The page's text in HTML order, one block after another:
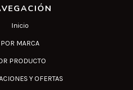
Inicio
POR MARCA
PRODUCTO
Y OFERTAS